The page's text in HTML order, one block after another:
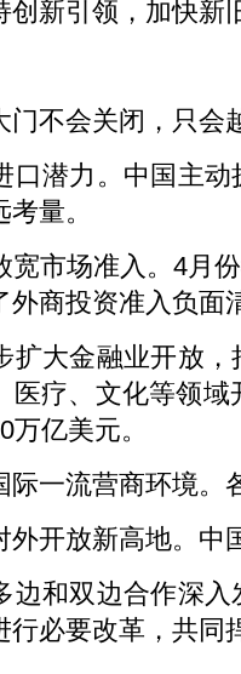
新引领，加快新
不会关闭，只会
口潜力。中国主
量。
宽市场准入。4月
外商投资准入负面
扩大金融业开放
医疗、文化等领
亿美元。
际一流营商环境。
外开放新高地。中
边和双边合作深
必要改革，共同